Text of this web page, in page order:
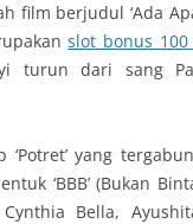
film berjudul ‘Ada
slot bonus
turun dari sang
yang
‘BBB’ (Bukan
Bella,